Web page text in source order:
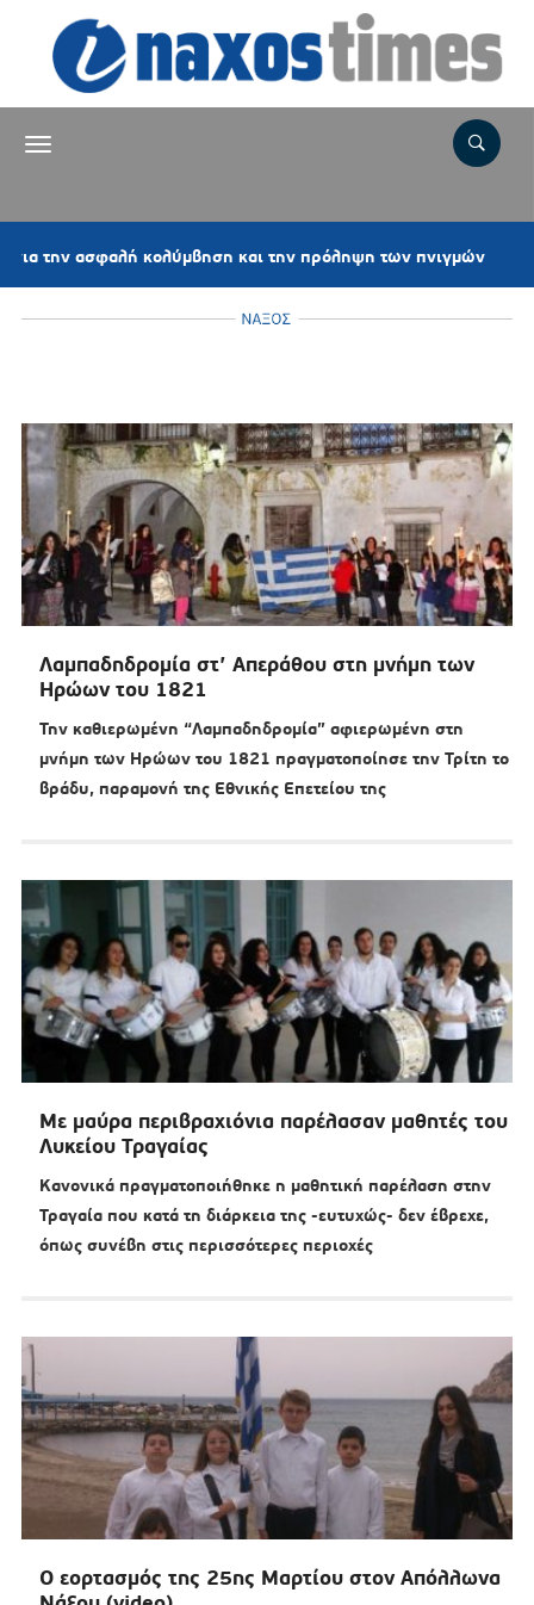
και την πρόληψη των πνιγμών 15 λεπτά πριν
ΝΑΞΟΣ
Λαμπαδηδρομία στ’ Απεράθου στη μνήμη των
Ηρώων του 1821
Την καθιερωμένη “Λαμπαδηδρομία” αφιερωμένη στη
μνήμη των Ηρώων του 1821 πραγματοποίησε την Τρίτη το
βράδυ, παραμονή της Εθνικής Επετείου της
Με μαύρα περιβραχιόνια παρέλασαν μαθητές του
Λυκείου Τραγαίας
Κανονικά πραγματοποιήθηκε η μαθητική παρέλαση στην
Τραγαία που κατά τη διάρκεια της -ευτυχώς- δεν έβρεχε,
όπως συνέβη στις περισσότερες περιοχές
Ο εορτασμός της 25ης Μαρτίου στον Απόλλωνα